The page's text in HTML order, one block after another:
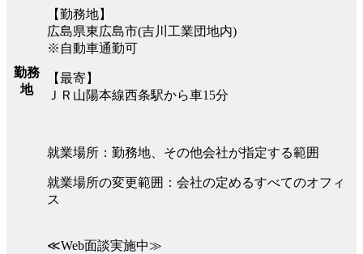
勤務
地
【勤務地】
広島県東広島市(吉川工業団地内)
※自動車通勤可
【最寄】
ＪＲ山陽本線西条駅から車15分
就業場所：勤務地、その他会社が指定する範囲
就業場所の変更範囲：会社の定めるすべてのオフィ
ス
≪Web面談実施中≫